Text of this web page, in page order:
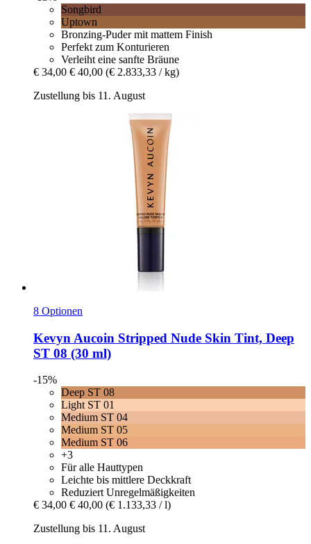
Songbird
Uptown
Bronzing-Puder mit mattem Finish
Perfekt zum Konturieren
Verleiht eine sanfte Bräune
€ 34,00 € 40,00 (€ 2.833,33 / kg)
Zustellung bis 11. August
8 Optionen
Kevyn Aucoin Stripped Nude Skin Tint, Deep
ST 08 (30 ml)
-15%
Deep ST 08
Light ST 01
Medium ST 04
Medium ST 05
Medium ST 06
+3
Für alle Hauttypen
Leichte bis mittlere Deckkraft
Reduziert Unregelmäßigkeiten
€ 34,00 € 40,00 (€ 1.133,33 / l)
Zustellung bis 11. August